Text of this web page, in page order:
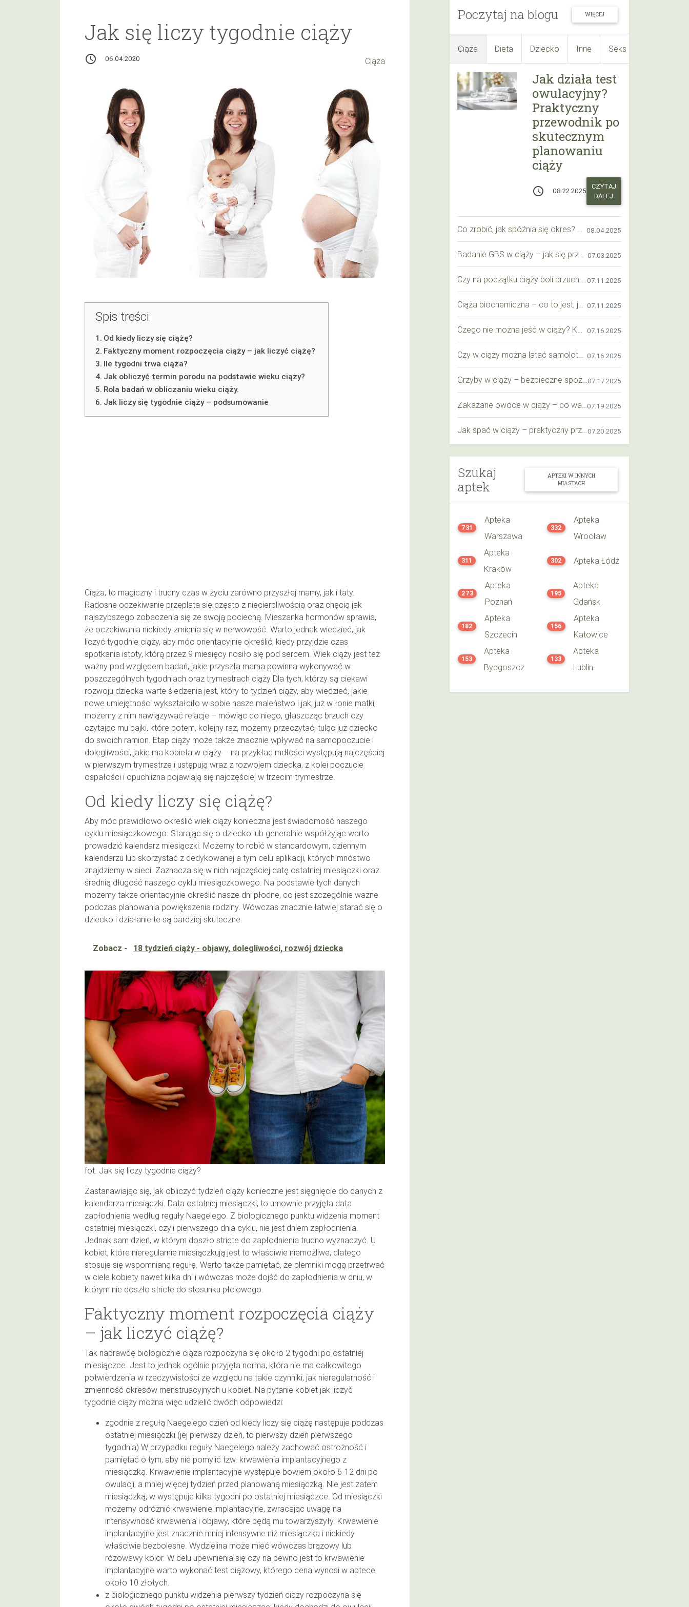
Poczytaj na blogu WIĘCEJ
Ciąża Dieta Dziecko Inne Seks
Jak działa test
owulacyjny?
Praktyczny
przewodnik po
skutecznym
planowaniu
ciąży
access_time 08.22.2025
CZYTAJ
DALEJ
08.04.2025
07.03.2025
07.11.2025
07.11.2025
07.16.2025
07.16.2025
07.17.2025
07.19.2025
07.20.2025
Szukaj
aptek
APTEKI W INNYCH
MIASTACH
731
Apteka
Warszawa
332
Apteka
Wrocław
311
Apteka
Kraków
302 Apteka Łódź
273
Apteka
Poznań
195
Apteka
Gdańsk
182
Apteka
Szczecin
156
Apteka
Katowice
153
Apteka
Bydgoszcz
133
Apteka
Lublin
Jak się liczy tygodnie ciąży
access_time 06.04.2020 Ciąża
Spis treści
Od kiedy liczy się ciążę?
Faktyczny moment rozpoczęcia ciąży – jak liczyć ciążę?
Ile tygodni trwa ciąża?
Jak obliczyć termin porodu na podstawie wieku ciąży?
Rola badań w obliczaniu wieku ciąży.
Jak liczy się tygodnie ciąży – podsumowanie
Ciąża, to magiczny i trudny czas w życiu zarówno przyszłej mamy, jak i taty.
Radosne oczekiwanie przeplata się często z niecierpliwością oraz chęcią jak
najszybszego zobaczenia się ze swoją pociechą. Mieszanka hormonów sprawia,
że oczekiwania niekiedy zmienia się w nerwowość. Warto jednak wiedzieć, jak
liczyć tygodnie ciąży, aby móc orientacyjnie określić, kiedy przyjdzie czas
spotkania istoty, którą przez 9 miesięcy nosiło się pod sercem. Wiek ciąży jest też
ważny pod względem badań, jakie przyszła mama powinna wykonywać w
poszczególnych tygodniach oraz trymestrach ciąży Dla tych, którzy są ciekawi
rozwoju dziecka warte śledzenia jest, który to tydzień ciąży, aby wiedzieć, jakie
nowe umiejętności wykształciło w sobie nasze maleństwo i jak, już w łonie matki,
możemy z nim nawiązywać relacje – mówiąc do niego, głaszcząc brzuch czy
czytając mu bajki, które potem, kolejny raz, możemy przeczytać, tuląc już dziecko
do swoich ramion. Etap ciąży może także znacznie wpływać na samopoczucie i
dolegliwości, jakie ma kobieta w ciąży – na przykład mdłości występują najczęściej
w pierwszym trymestrze i ustępują wraz z rozwojem dziecka, z kolei poczucie
ospałości i opuchlizna pojawiają się najczęściej w trzecim trymestrze.
Od kiedy liczy się ciążę?
Aby móc prawidłowo określić wiek ciąży konieczna jest świadomość naszego
cyklu miesiączkowego. Starając się o dziecko lub generalnie współżyjąc warto
prowadzić kalendarz miesiączki. Możemy to robić w standardowym, dziennym
kalendarzu lub skorzystać z dedykowanej a tym celu aplikacji, których mnóstwo
znajdziemy w sieci. Zaznacza się w nich najczęściej datę ostatniej miesiączki oraz
średnią długość naszego cyklu miesiączkowego. Na podstawie tych danych
możemy także orientacyjnie określić nasze dni płodne, co jest szczególnie ważne
podczas planowania powiększenia rodziny. Wówczas znacznie łatwiej starać się o
dziecko i działanie te są bardziej skuteczne.
Zobacz - 18 tydzień ciąży - objawy, dolegliwości, rozwój dziecka
fot. Jak się liczy tygodnie ciąży?
Zastanawiając się, jak obliczyć tydzień ciąży konieczne jest sięgnięcie do danych z
kalendarza miesiączki. Data ostatniej miesiączki, to umownie przyjęta data
zapłodnienia według reguły Naegelego. Z biologicznego punktu widzenia moment
ostatniej miesiączki, czyli pierwszego dnia cyklu, nie jest dniem zapłodnienia.
Jednak sam dzień, w którym doszło stricte do zapłodnienia trudno wyznaczyć. U
kobiet, które nieregularnie miesiączkują jest to właściwie niemożliwe, dlatego
stosuje się wspomnianą regułę. Warto także pamiętać, że plemniki mogą przetrwać
w ciele kobiety nawet kilka dni i wówczas może dojść do zapłodnienia w dniu, w
którym nie doszło stricte do stosunku płciowego.
Faktyczny moment rozpoczęcia ciąży
– jak liczyć ciążę?
Tak naprawdę biologicznie ciąża rozpoczyna się około 2 tygodni po ostatniej
miesiączce. Jest to jednak ogólnie przyjęta norma, która nie ma całkowitego
potwierdzenia w rzeczywistości ze względu na takie czynniki, jak nieregularność i
zmienność okresów menstruacyjnych u kobiet. Na pytanie kobiet jak liczyć
tygodnie ciąży można więc udzielić dwóch odpowiedzi:
zgodnie z regułą Naegelego dzień od kiedy liczy się ciążę następuje podczas
ostatniej miesiączki (jej pierwszy dzień, to pierwszy dzień pierwszego
tygodnia) W przypadku reguły Naegelego należy zachować ostrożność i
pamiętać o tym, aby nie pomylić tzw. krwawienia implantacyjnego z
miesiączką. Krwawienie implantacyjne występuje bowiem około 6-12 dni po
owulacji, a mniej więcej tydzień przed planowaną miesiączką. Nie jest zatem
miesiączką, w występuje kilka tygodni po ostatniej miesiączce. Od miesiączki
możemy odróżnić krwawienie implantacyjne, zwracając uwagę na
intensywność krwawienia i objawy, które będą mu towarzyszyły. Krwawienie
implantacyjne jest znacznie mniej intensywne niż miesiączka i niekiedy
właściwie bezbolesne. Wydzielina może mieć wówczas brązowy lub
różowawy kolor. W celu upewnienia się czy na pewno jest to krwawienie
implantacyjne warto wykonać test ciążowy, którego cena wynosi w aptece
około 10 złotych.
z biologicznego punktu widzenia pierwszy tydzień ciąży rozpoczyna się